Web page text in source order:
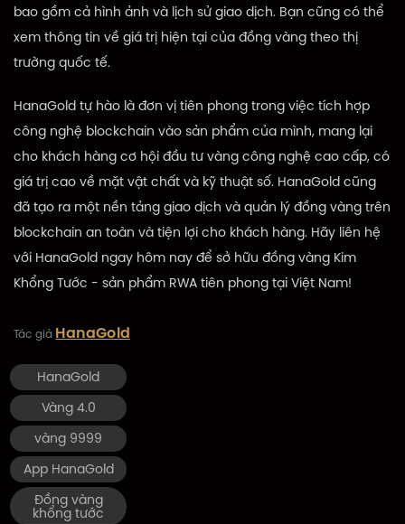
bao gồm cả hình ảnh và lịch sử giao dịch. Bạn cũng có thể
xem thông tin về giá trị hiện tại của đồng vàng theo thị
trường quốc tế.
HanaGold tự hào là đơn vị tiên phong trong việc tích hợp
công nghệ blockchain vào sản phẩm của mình, mang lại
cho khách hàng cơ hội đầu tư vàng công nghệ cao cấp, có
giá trị cao về mặt vật chất và kỹ thuật số. HanaGold cũng
đã tạo ra một nền tảng giao dịch và quản lý đồng vàng trên
blockchain an toàn và tiện lợi cho khách hàng. Hãy liên hệ
với HanaGold ngay hôm nay để sở hữu đồng vàng Kim
Khổng Tước - sản phẩm RWA tiên phong tại Việt Nam!
Tác giảHanaGold
HanaGold
Vàng 4.0
vàng 9999
App HanaGold
Đồng vàng
khổng tước